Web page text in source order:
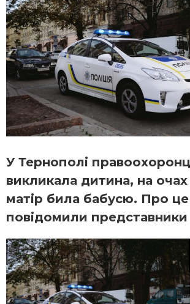
У Тернополі
викликала дитина, на очах
матір била бабусю. Про це
повідомили представники